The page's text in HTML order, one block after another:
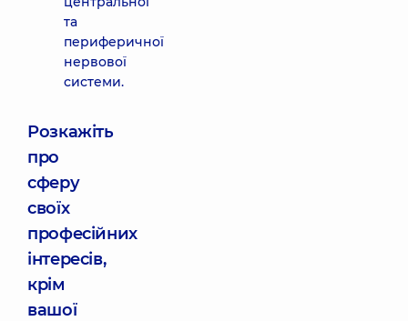
та
периферичної
нервової
системи.
Розкажіть
про
сферу
своїх
професійних
інтересів,
крім
вашої